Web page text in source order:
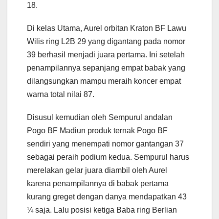
18.
Di kelas Utama, Aurel orbitan Kraton BF Lawu
Wilis ring L2B 29 yang digantang pada nomor
39 berhasil menjadi juara pertama. Ini setelah
penampilannya sepanjang empat babak yang
dilangsungkan mampu meraih koncer empat
warna total nilai 87.
Disusul kemudian oleh Sempurul andalan
Pogo BF Madiun produk ternak Pogo BF
sendiri yang menempati nomor gantangan 37
sebagai peraih podium kedua. Sempurul harus
merelakan gelar juara diambil oleh Aurel
karena penampilannya di babak pertama
kurang greget dengan danya mendapatkan 43
¼ saja. Lalu posisi ketiga Baba ring Berlian